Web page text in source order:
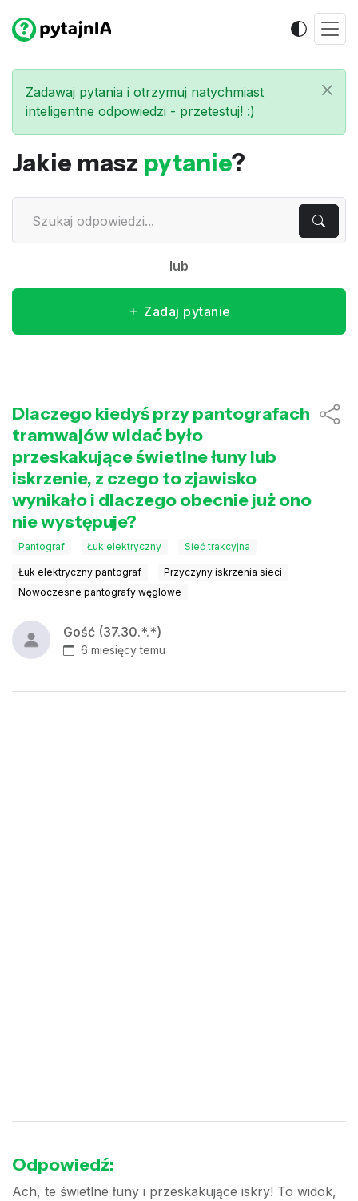
Zadawaj pytania i otrzymuj natychmiast
inteligentne odpowiedzi - przetestuj! :)
Jakie masz pytanie?
lub
Zadaj pytanie
Dlaczego kiedyś przy pantografach
tramwajów widać było
przeskakujące świetlne łuny lub
iskrzenie, z czego to zjawisko
wynikało i dlaczego obecnie już ono
nie występuje?
Pantograf Łuk elektryczny Sieć trakcyjna
Łuk elektryczny pantograf
Przyczyny iskrzenia sieci
Nowoczesne pantografy węglowe
Gość (37.30.*.*)
6 miesięcy temu
Odpowiedź:
Ach, te świetlne łuny i przeskakujące iskry! To widok,